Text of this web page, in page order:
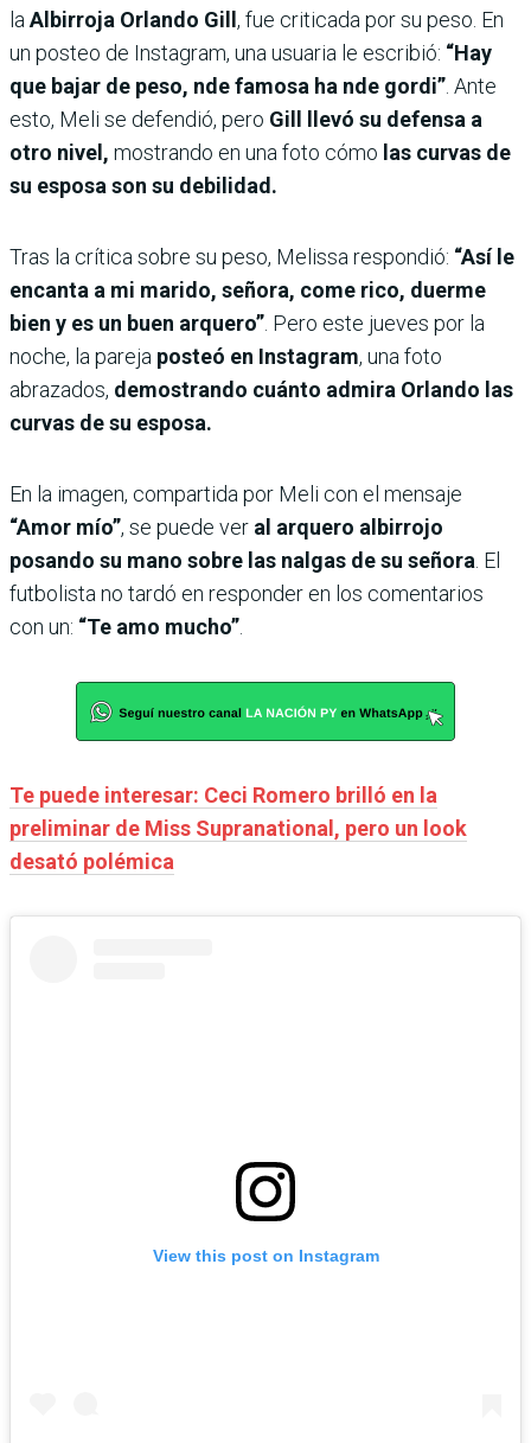
la Albirroja Orlando Gill , fue criticada por su peso. En
un posteo de Instagram, una usuaria le escribió: “Hay
que bajar de peso, nde famosa ha nde gordi” . Ante
esto, Meli se defendió, pero Gill llevó su defensa a
otro nivel, mostrando en una foto cómo las curvas de
su esposa son su debilidad.
Tras la crítica sobre su peso, Melissa respondió: “Así le
encanta a mi marido, señora, come rico, duerme
bien y es un buen arquero” . Pero este jueves por la
noche, la pareja posteó en Instagram, una foto
abrazados, demostrando cuánto admira Orlando las
curvas de su esposa.
En la imagen, compartida por Meli con el mensaje
“Amor mío”, se puede ver al arquero albirrojo
posando su mano sobre las nalgas de su señora . El
futbolista no tardó en responder en los comentarios
con un: “Te amo mucho”
Te puede interesar: Ceci Romero brilló en la
preliminar de Miss Supranational, pero un look
desató polémica
View this post on Instagram